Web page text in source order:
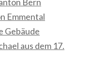
Bern
Emmental
Gebäude
aus dem 17.